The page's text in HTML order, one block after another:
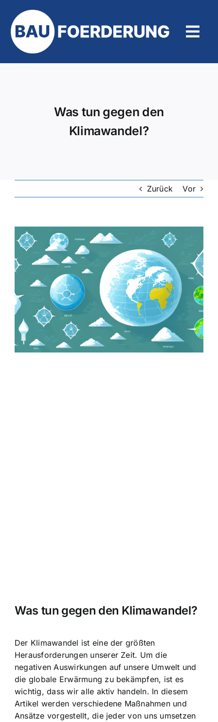
Inhalt
springen
Was tun gegen den
Klimawandel?
Zurück Vor
Zeige
grösseres
Bild
Was tun gegen den Klimawandel?
Der Klimawandel ist eine der größten
Herausforderungen unserer Zeit. Um die
negativen Auswirkungen auf unsere Umwelt und
die globale Erwärmung zu bekämpfen, ist es
wichtig, dass wir alle aktiv handeln. In diesem
Artikel werden verschiedene Maßnahmen und
Ansätze vorgestellt, die jeder von uns umsetzen